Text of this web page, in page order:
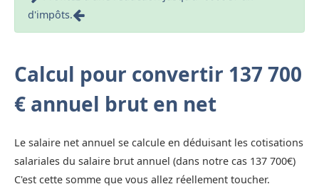
d'impôts.
Calcul pour convertir 137 700
€ annuel brut en net
Le salaire net annuel se calcule en déduisant les cotisations
salariales du salaire brut annuel (dans notre cas 137 700€)
C'est cette somme que vous allez réellement toucher.